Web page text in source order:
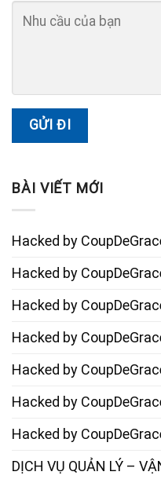
BÀI VIẾT MỚI
Hacked by
Hacked by
Hacked by
Hacked by
Hacked by
Hacked by
Hacked by
DỊCH VỤ QUẢN LÝ –